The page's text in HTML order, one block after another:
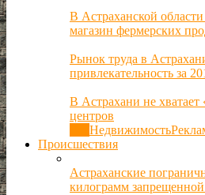
В Астраханской
магазин фермерских
Рынок труда в
привлекательность за
В Астрахани не хватает
центров
Недвижимость
Происшествия
Астраханские
килограмм